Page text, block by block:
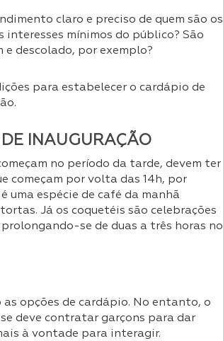
claro e preciso de quem são os
interesses mínimos do público? São
descolado, por exemplo?
para estabelecer o cardápio de
INAUGURAÇÃO
no período da tarde, devem ter
começam por volta das 14h, por
uma espécie de café da manhã
Já os coquetéis são celebrações
se de duas a três horas no
opções de cardápio. No entanto, o
deve contratar garçons para dar
à vontade para interagir.